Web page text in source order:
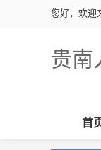
您好，欢迎
贵南
首